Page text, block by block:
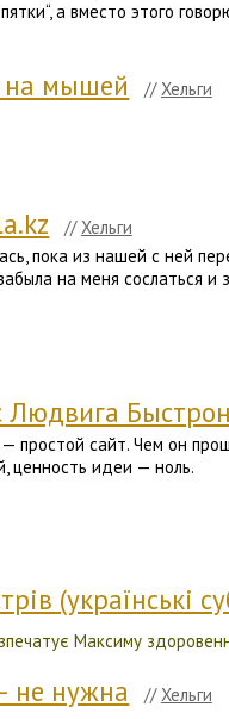
а вместо этого
на мышей // Хельги
//Хельги
пока из нашей с ней
на меня сослаться и
Людвига
простой сайт. Чем он
ценность идеи — ноль.
(українські
Максиму
не нужна //Хельги